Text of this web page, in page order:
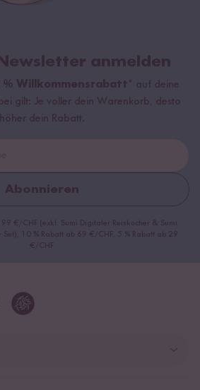
anmelden
% Willkommensrabatt* auf deine
gilt: Je voller dein Warenkorb, desto
höher dein Rabatt.
Abonnieren
€/CHF (exkl. Sumi Digitaler Reiskocher & Sumi
Set), 10 % Rabatt ab 69 €/CHF, 5 % Rabatt ab 29
€/CHF